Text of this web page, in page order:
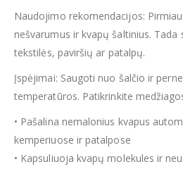
Naudojimo rekomendacijos:
nešvarumus ir kvapų šaltinius. Tada
tekstilės, paviršių ar patalpų.
Įspėjimai: Saugoti nuo šalčio ir
temperatūros. Patikrinkite
• Pašalina nemalonius kvapus
kemperiuose ir patalpose
• Kapsuliuoja kvapų molekules ir